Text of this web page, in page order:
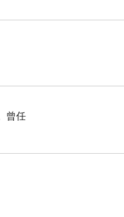
曾任